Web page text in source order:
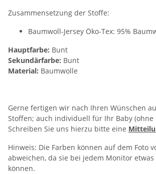
Zusammensetzung der Stoffe:
Baumwoll-Jersey Öko-Tex: 95%
Hauptfarbe: Bunt
Sekundärfarbe: Bunt
Material: Baumwolle
Gerne fertigen wir nach Ihren Wünschen
Stoffen; auch individuell für Ihr Baby (ohne
Schreiben Sie uns hierzu bitte eine
Hinweis: Die Farben können auf dem Foto
abweichen, da sie bei jedem Monitor
können.